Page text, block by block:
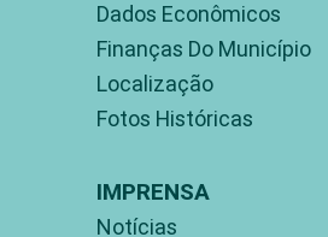
Dados Econômicos
Finanças Do Município
Localização
Fotos Históricas
IMPRENSA
Notícias